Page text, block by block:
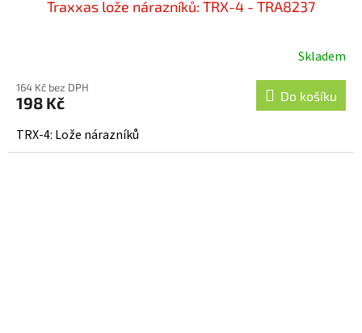
Traxxas lože nárazníků: TRX-4 - TRA8237
Skladem
164 Kč bez DPH
198 Kč Do košíku
TRX-4: Lože nárazníků